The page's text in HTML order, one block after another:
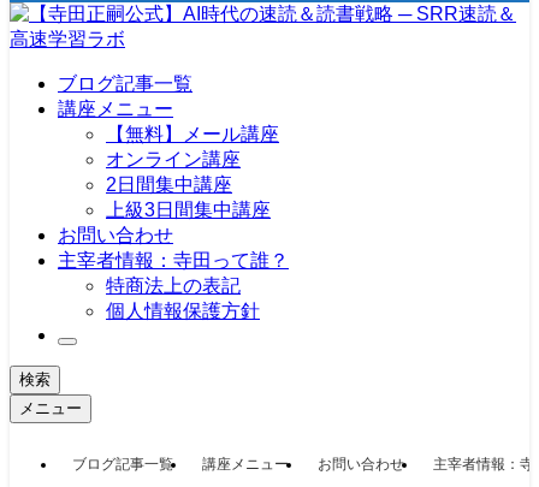
ブログ記事一覧
講座メニュー
【無料】メール講座
オンライン講座
2日間集中講座
上級3日間集中講座
お問い合わせ
主宰者情報：寺田って誰？
特商法上の表記
個人情報保護方針
検索
メニュー
ブログ記事一覧 講座メニュー お問い合わせ 主宰者情報：寺